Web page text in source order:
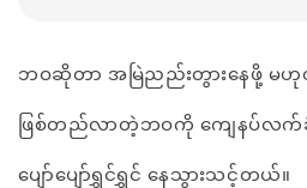
ဘဝဆိုတာ အမြဲညည်းတွားနေဖို့ မဟု
ဖြစ်တည်လာတဲ့ဘဝကို ကျေနပ်လက်ခံ
ပျော်ပျော်ရွှင်ရွှင် နေသွားသင့်တယ်။